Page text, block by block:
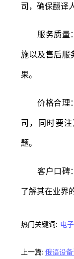
司，确保翻译
服务质量：
施以及售后服
果。
价格合理：
司，同时要
题。
客户口碑：
了解其在业界
热门关键词: 电
上一篇: 俄语设